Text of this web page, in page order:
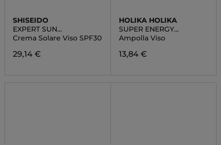
SHISEIDO
EXPERT SUN
PROTECTOR
Crema Solare Viso SPF30
29,14 €
HOLIKA HOLIKA
SUPER ENERGY
AMPOULE - SOOTHING
Ampolla Viso
13,84 €